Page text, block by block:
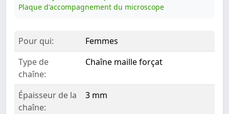
Plaque d'accompagnement du microscope
Pour qui:
Femmes
Type de
chaîne:
Chaîne maille forçat
Épaisseur de la
chaîne:
3 mm